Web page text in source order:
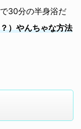
30分の半身浴だ
）やんちゃな方法